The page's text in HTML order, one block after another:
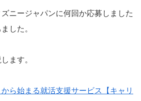
ニージャパンに何回か応募しました
した。
ます。
ら始まる就活支援サービス【キャリ